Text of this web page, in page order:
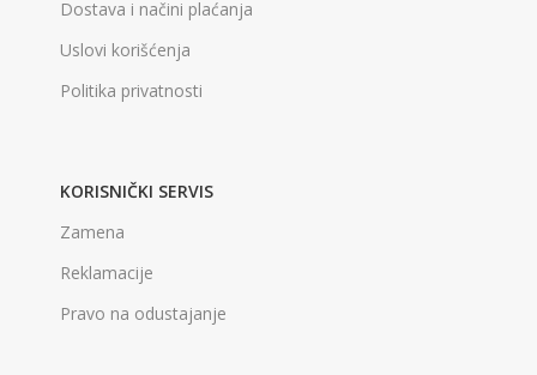
Dostava i načini plaćanja
Uslovi korišćenja
Politika privatnosti
KORISNIČKI SERVIS
Zamena
Reklamacije
Pravo na odustajanje